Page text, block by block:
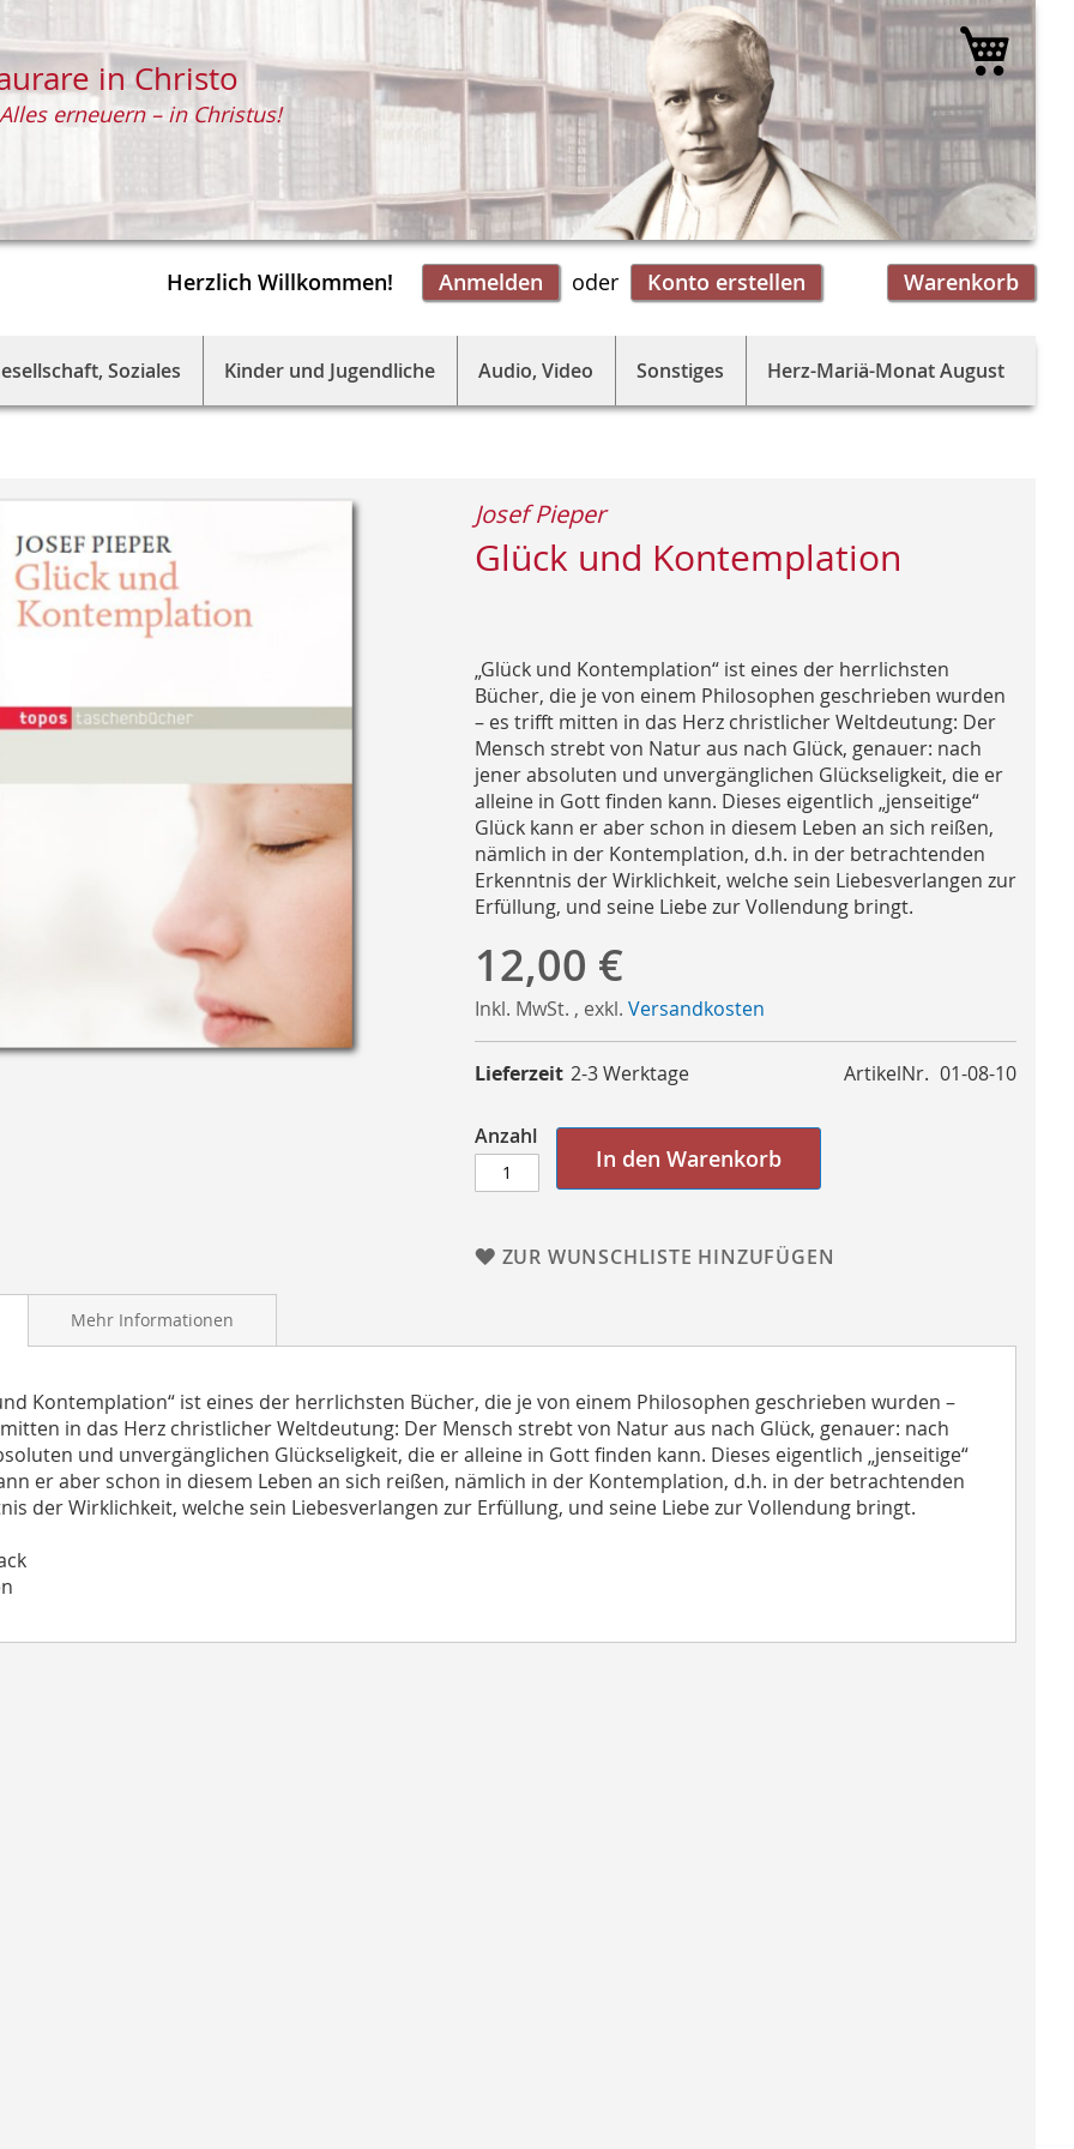
Herzlich Willkommen! Anmelden Warenkorb
Konto erstellen
in Christo
Alles erneuern – in Christus!
Mein
Soziales Kinder und Jugendliche Audio, Video Sonstiges Herz-Mariä-Monat August
Glück und Kontemplation
Josef Pieper
„Glück und Kontemplation“ ist eines der herrlichsten
Bücher, die je von einem Philosophen geschrieben wurden
– es trifft mitten in das Herz christlicher Weltdeutung: Der
Mensch strebt von Natur aus nach Glück, genauer: nach
jener absoluten und unvergänglichen Glückseligkeit, die er
alleine in Gott finden kann. Dieses eigentlich „jenseitige“
Glück kann er aber schon in diesem Leben an sich reißen,
nämlich in der Kontemplation, d.h. in der betrachtenden
Erkenntnis der Wirklichkeit, welche sein Liebesverlangen zur
Erfüllung, und seine Liebe zur Vollendung bringt.
12,00 €
Inkl. MwSt. , exkl. Versandkosten
ArtikelNr. 01-08-10
Lieferzeit 2-3 Werktage
Anzahl
In den Warenkorb
ZUR WUNSCHLISTE HINZUFÜGEN
Kontemplation“ ist eines der herrlichsten Bücher, die je von einem Philosophen geschrieben wurden –
in das Herz christlicher Weltdeutung: Der Mensch strebt von Natur aus nach Glück, genauer: nach
und unvergänglichen Glückseligkeit, die er alleine in Gott finden kann. Dieses eigentlich „jenseitige“
er aber schon in diesem Leben an sich reißen, nämlich in der Kontemplation, d.h. in der betrachtenden
der Wirklichkeit, welche sein Liebesverlangen zur Erfüllung, und seine Liebe zur Vollendung bringt.
Mehr Informationen